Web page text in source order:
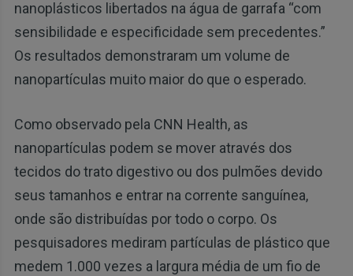
nanoplásticos libertados na água de garrafa “com
sensibilidade e especificidade sem precedentes.”
Os resultados demonstraram um volume de
nanopartículas muito maior do que o esperado.
Como observado pela CNN Health, as
nanopartículas podem se mover através dos
tecidos do trato digestivo ou dos pulmões devido
seus tamanhos e entrar na corrente sanguínea,
onde são distribuídas por todo o corpo. Os
pesquisadores mediram partículas de plástico que
medem 1.000 vezes a largura média de um fio de